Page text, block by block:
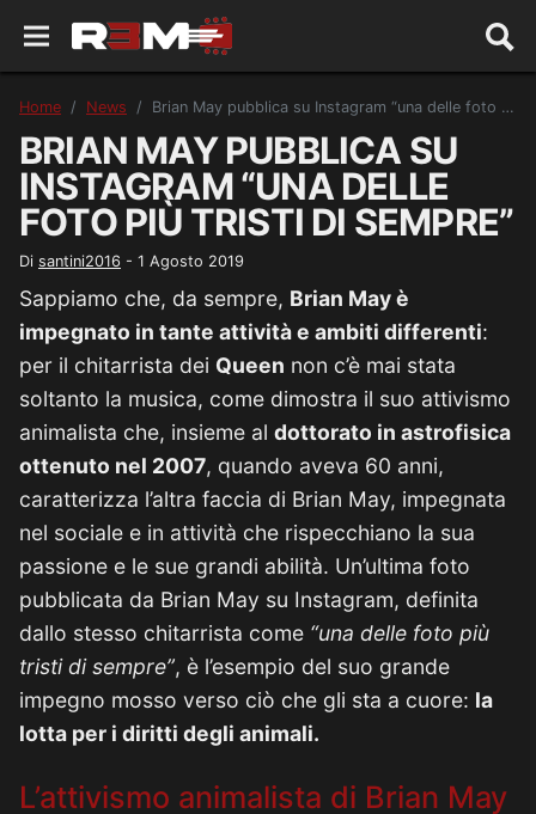
Home News Brian May pubblica su Instagram “una delle foto più tristi di sempre”
BRIAN MAY PUBBLICA SU
INSTAGRAM “UNA DELLE
FOTO PIÙ TRISTI DI SEMPRE”
Di santini2016 - 1 Agosto 2019
Sappiamo che, da sempre, Brian May è
impegnato in tante attività e ambiti differenti:
per il chitarrista dei Queen non c’è mai stata
soltanto la musica, come dimostra il suo attivismo
animalista che, insieme al dottorato in astrofisica
ottenuto nel 2007, quando aveva 60 anni,
caratterizza l’altra faccia di Brian May, impegnata
nel sociale e in attività che rispecchiano la sua
passione e le sue grandi abilità. Un’ultima foto
pubblicata da Brian May su Instagram, definita
dallo stesso chitarrista come “una delle foto più
tristi di sempre”, è l’esempio del suo grande
impegno mosso verso ciò che gli sta a cuore: la
lotta per i diritti degli animali.
L’attivismo animalista di Brian May